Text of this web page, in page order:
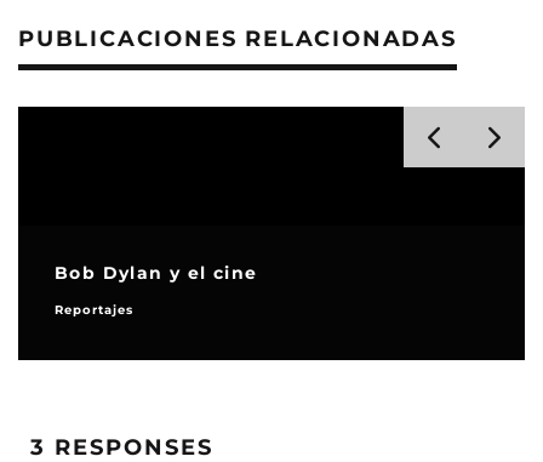
PUBLICACIONES RELACIONADAS
Bob Dylan y el cine
Reportajes
3 RESPONSES